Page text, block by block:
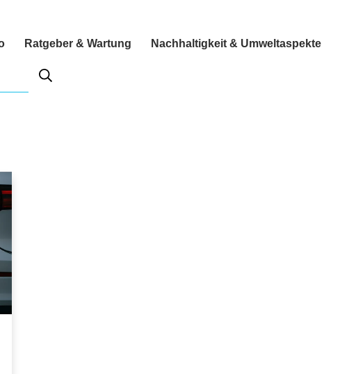
Ratgeber & Wartung Nachhaltigkeit & Umweltaspekte